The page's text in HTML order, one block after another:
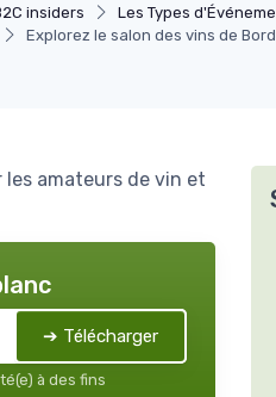
insiders Les Types
Explorez le salon des vins de
amateurs de vin et
➔ Télécharger
à des fins